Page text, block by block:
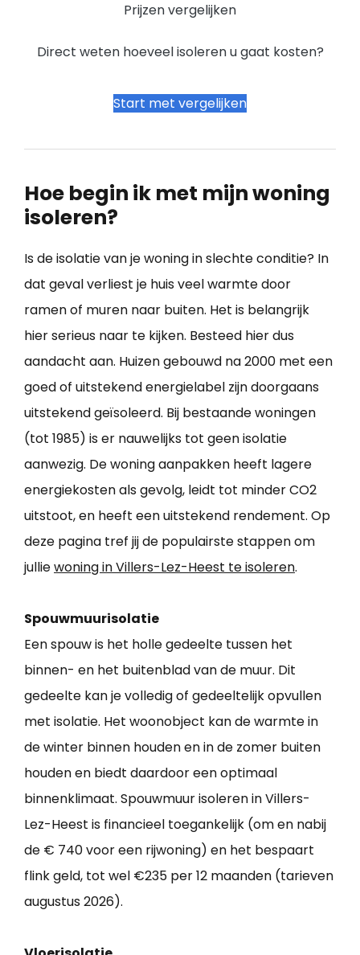
Prijzen vergelijken
Direct weten hoeveel isoleren u gaat kosten?
Start met vergelijken
Hoe begin ik met mijn woning
isoleren?
Is de isolatie van je woning in slechte conditie? In
dat geval verliest je huis veel warmte door
ramen of muren naar buiten. Het is belangrijk
hier serieus naar te kijken. Besteed hier dus
aandacht aan. Huizen gebouwd na 2000 met een
goed of uitstekend energielabel zijn doorgaans
uitstekend geïsoleerd. Bij bestaande woningen
(tot 1985) is er nauwelijks tot geen isolatie
aanwezig. De woning aanpakken heeft lagere
energiekosten als gevolg, leidt tot minder CO2
uitstoot, en heeft een uitstekend rendement. Op
deze pagina tref jij de populairste stappen om
julliewoning in Villers-Lez-Heest te isoleren.
Spouwmuurisolatie
Een spouw is het holle gedeelte tussen het
binnen- en het buitenblad van de muur. Dit
gedeelte kan je volledig of gedeeltelijk opvullen
met isolatie. Het woonobject kan de warmte in
de winter binnen houden en in de zomer buiten
houden en biedt daardoor een optimaal
binnenklimaat. Spouwmuur isoleren in Villers-
Lez-Heest is financieel toegankelijk (om en nabij
de € 740 voor een rijwoning) en het bespaart
flink geld, tot wel €235 per 12 maanden (tarieven
augustus 2026).